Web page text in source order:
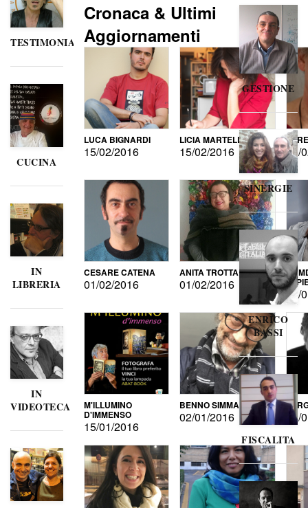
TESTIMONIANZE
CUCINA
IN
LIBRERIA
IN
VIDEOTECA
Cronaca & Ultimi
Aggiornamenti
LUCA BIGNARDI
15/02/2016
LICIA MARTELLI
15/02/2016 15/
CESARE CATENA
01/02/2016
ANITA TROTTA
01/02/2016 DI
15/
M'ILLUMINO
D'IMMENSO
15/01/2016
BENNO SIMMA
02/01/2016
GESTIONE
SINERGIE
ENRICO
BASSI
FISCALITA